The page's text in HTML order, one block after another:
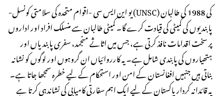
-یو این ایس سی -اقوام متحدہ کی سلامتی کونسل (UNSC) کی 1988 کی طالبان
پابندیوں کی کمیٹی کی قیادت کرے گا۔ کمیٹی طالبان سے منسلک افراد اور اداروں
پر سخت اقدامات نافذ کرتی ہے، جس میں اثاثے منجمد، سفری پابندیاں اور
ہتھیاروں کی پابندی شامل ہے۔ یہ کارروائیاں ان گروہوں اور لوگوں کو نشانہ
بناتی ہیں جنہیں افغانستان کے امن اور استحکام کے لیے خطرہ سمجھا جاتا ہے۔
یہ قائدانہ کردار پاکستان کے لیے ایک اہم سفارتی کامیابی کی نشاندہی کرتا ہے